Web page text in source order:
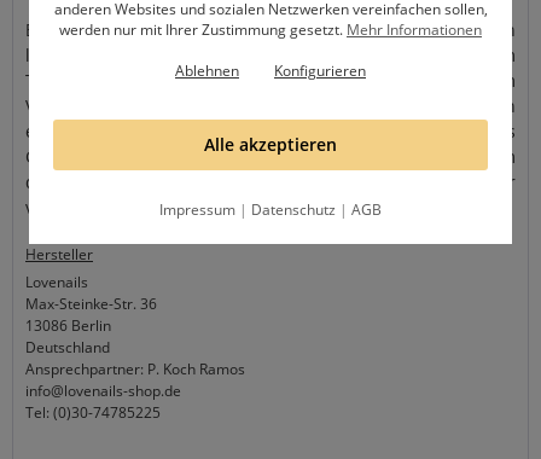
Bevor du den Sticker auf deinen Nagel klebst, buffere ihn
leicht an. Löse vorsichtig mit einer Pinzette den Sticker vom
Trägerpapier und platziere ihn auf deinem Nagel. Zum
Versiegeln gibt es zwei Möglichkeiten. Hast du einen
erhabenen 3D Sticker, versiegelst du deinen Nagel mit Gloss
Gel, da es mit Schwitzschicht aushärtet und sich gut um
deinen Sticker legt. Hast du einen feinen, dünnen Sticker
versiegelst du ihn einfach mit unserem Quick Finish.
Hersteller
Lovenails
Max-Steinke-Str. 36
13086 Berlin
Deutschland
Ansprechpartner: P. Koch Ramos
info@lovenails-shop.de
Tel: (0)30-74785225
anderen Websites und sozialen Netzwerken vereinfachen sollen,
werden nur mit Ihrer Zustimmung gesetzt. Mehr Informationen
Ablehnen
Konfigurieren
Alle akzeptieren
Impressum | Datenschutz | AGB